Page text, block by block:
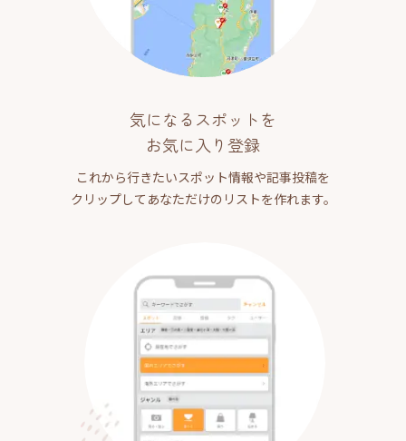
気になるスポットを
お気に入り登録
これから行きたいスポット情報や記事投稿を
クリップしてあなただけのリストを作れます。